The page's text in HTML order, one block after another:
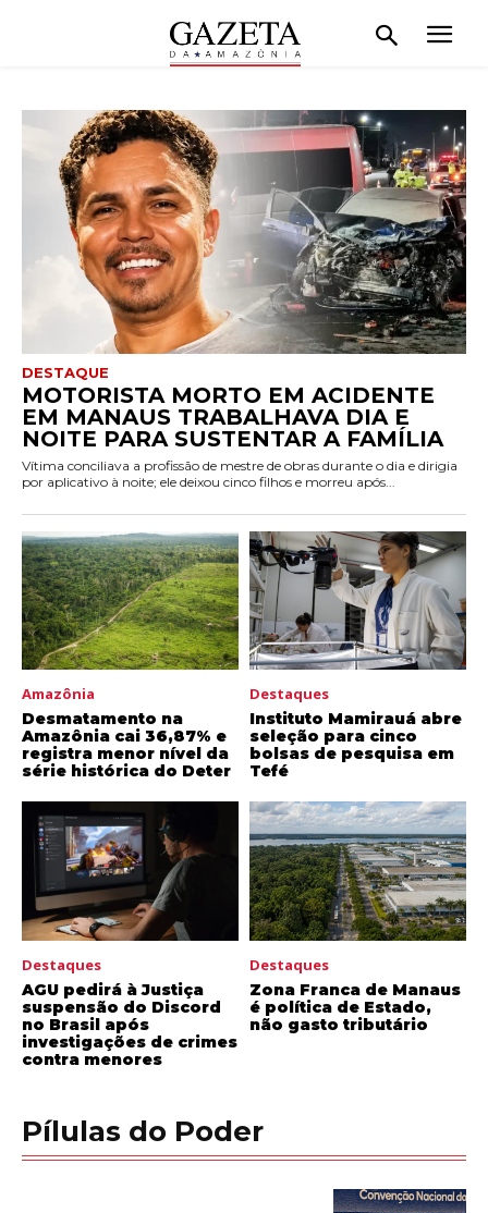
DESTAQUE
MOTORISTA MORTO EM ACIDENTE
EM MANAUS TRABALHAVA DIA E
NOITE PARA SUSTENTAR A FAMÍLIA
Vítima conciliava a profissão de mestre de obras durante o dia e dirigia
por aplicativo à noite; ele deixou cinco filhos e morreu após...
Amazônia
Desmatamento na
Amazônia cai 36,87% e
registra menor nível da
série histórica do Deter
Destaques
Instituto Mamirauá abre
seleção para cinco
bolsas de pesquisa em
Tefé
Destaques
AGU pedirá à Justiça
suspensão do Discord
no Brasil após
investigações de crimes
contra menores
Destaques
Zona Franca de Manaus
é política de Estado,
não gasto tributário
Pílulas do Poder